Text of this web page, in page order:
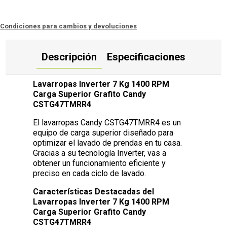
Condiciones para cambios y devoluciones
Descripción Especificaciones
Lavarropas Inverter 7 Kg 1400 RPM
Carga Superior Grafito Candy
CSTG47TMRR4
El lavarropas Candy CSTG47TMRR4 es un
equipo de carga superior diseñado para
optimizar el lavado de prendas en tu casa.
Gracias a su tecnología Inverter, vas a
obtener un funcionamiento eficiente y
preciso en cada ciclo de lavado.
Características Destacadas del
Lavarropas Inverter 7 Kg 1400 RPM
Carga Superior Grafito Candy
CSTG47TMRR4